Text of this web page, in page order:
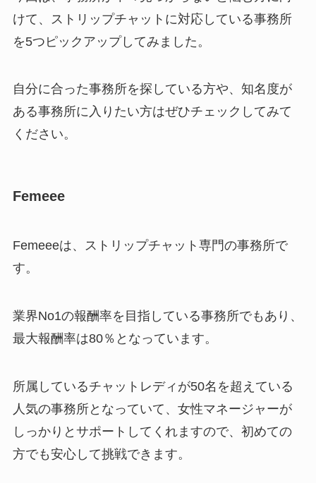
けて、ストリップチャットに対応している事務所
を5つピックアップしてみました。
自分に合った事務所を探している方や、知名度が
ある事務所に入りたい方はぜひチェックしてみて
ください。
Femeee
Femeeeは、ストリップチャット専門の事務所で
す。
業界No1の報酬率を目指している事務所でもあり、
最大報酬率は80％となっています。
所属しているチャットレディが50名を超えている
人気の事務所となっていて、女性マネージャーが
しっかりとサポートしてくれますので、初めての
方でも安心して挑戦できます。